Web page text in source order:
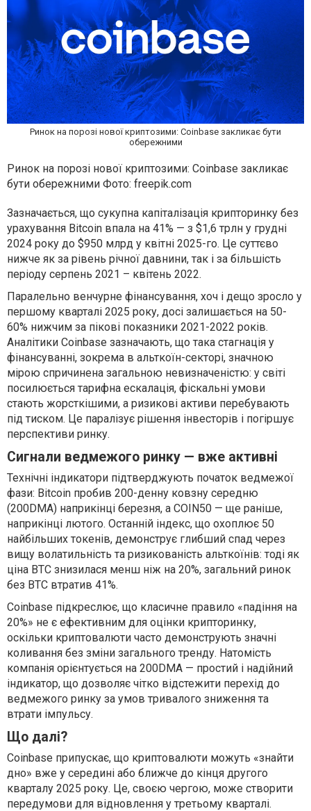
Ринок на порозі нової криптозими: Coinbase закликає бути
обережними
Ринок на порозі нової криптозими: Coinbase закликає
бути обережними Фото: freepik.com
Зазначається, що сукупна капіталізація крипторинку без
урахування Bitcoin впала на 41% — з $1,6 трлн у грудні
2024 року до $950 млрд у квітні 2025-го. Це суттєво
нижче як за рівень річної давнини, так і за більшість
періоду серпень 2021 – квітень 2022.
Паралельно венчурне фінансування, хоч і дещо зросло у
першому кварталі 2025 року, досі залишається на 50-
60% нижчим за пікові показники 2021-2022 років.
Аналітики Coinbase зазначають, що така стагнація у
фінансуванні, зокрема в альткоїн-секторі, значною
мірою спричинена загальною невизначеністю: у світі
посилюється тарифна ескалація, фіскальні умови
стають жорсткішими, а ризикові активи перебувають
під тиском. Це паралізує рішення інвесторів і погіршує
перспективи ринку.
Сигнали ведмежого ринку — вже активні
Технічні індикатори підтверджують початок ведмежої
фази: Bitcoin пробив 200-денну ковзну середню
(200DMA) наприкінці березня, а COIN50 — ще раніше,
наприкінці лютого. Останній індекс, що охоплює 50
найбільших токенів, демонструє глибший спад через
вищу волатильність та ризикованість альткоїнів: тоді як
ціна BTC знизилася менш ніж на 20%, загальний ринок
без BTC втратив 41%.
Coinbase підкреслює, що класичне правило «падіння на
20%» не є ефективним для оцінки крипторинку,
оскільки криптовалюти часто демонструють значні
коливання без зміни загального тренду. Натомість
компанія орієнтується на 200DMA — простий і надійний
індикатор, що дозволяє чітко відстежити перехід до
ведмежого ринку за умов тривалого зниження та
втрати імпульсу.
Що далі?
Coinbase припускає, що криптовалюти можуть «знайти
дно» вже у середині або ближче до кінця другого
кварталу 2025 року. Це, своєю чергою, може створити
передумови для відновлення у третьому кварталі.